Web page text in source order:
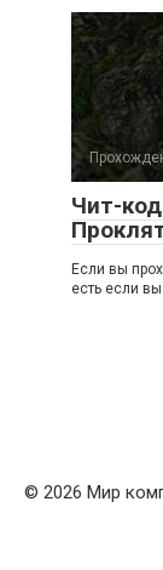
Чит-
Если вы
есть если
© 2026 Мир